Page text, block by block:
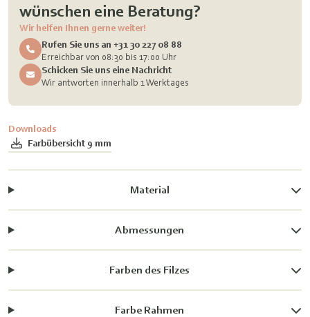
wünschen eine Beratung?
Wir helfen Ihnen gerne weiter!
Rufen Sie uns an +31 30 227 08 88
Erreichbar von 08:30 bis 17:00 Uhr
Schicken Sie uns eine Nachricht
Wir antworten innerhalb 1 Werktages
Downloads
Farbübersicht 9 mm
Material
Abmessungen
Farben des Filzes
Farbe Rahmen